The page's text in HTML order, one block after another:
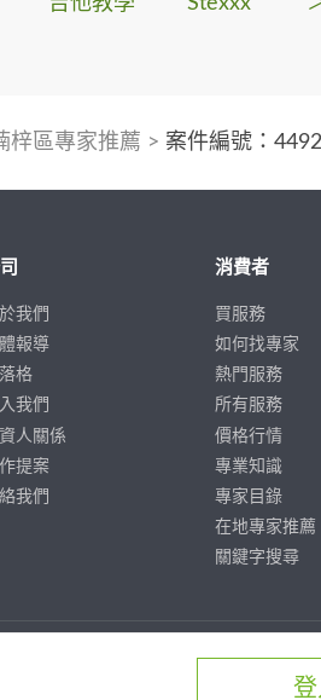
梓區專家推薦 > 案件編號：
登
我們
報導
格
我們
人關係
提案
我們
消費者
買服務
如何找專家
熱門服務
所有服務
價格行情
專業知識
專家目錄
在地專家推薦
關鍵字搜尋